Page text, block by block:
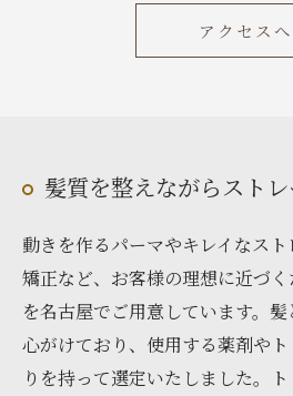
アクセスへ
髪質を整えながらスト
動きを作るパーマやキレイなス
矯正など、お客様の理想に近づ
を名古屋でご用意しています。
心がけており、使用する薬剤や
りを持って選定いたしました。